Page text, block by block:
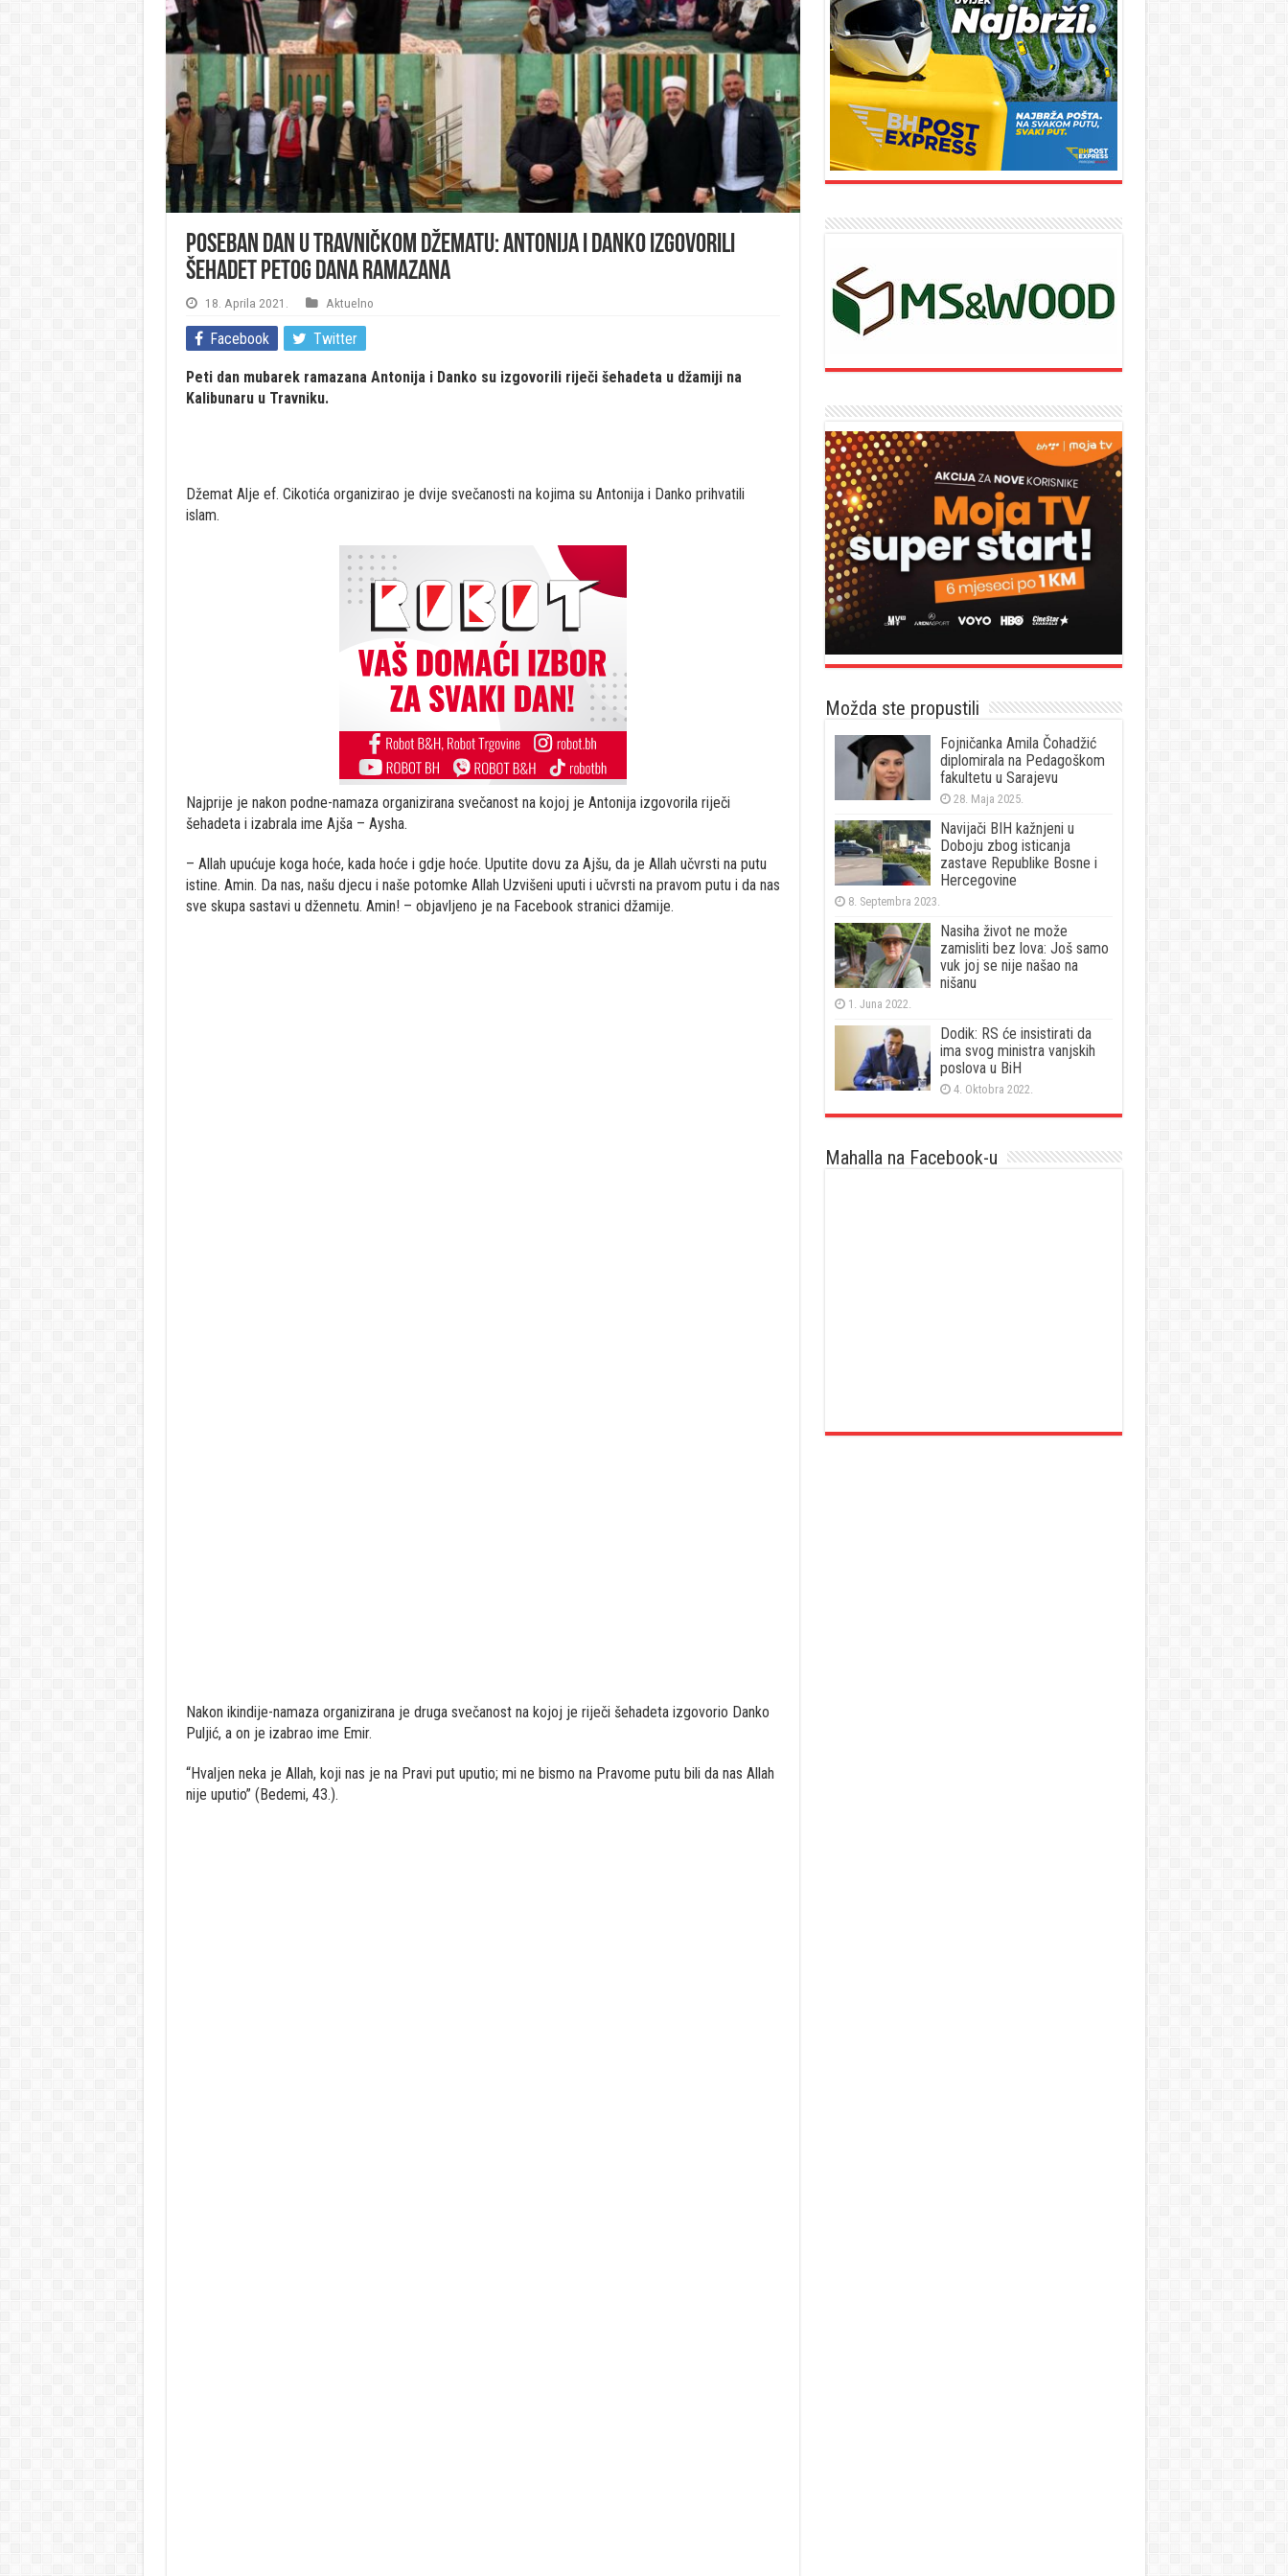
Poseban dan u travničkom džematu: Antonija i Danko izgovorili
šehadet petog dana Ramazana
18. Aprila 2021. Aktuelno
Facebook Twitter
Peti dan mubarek ramazana Antonija i Danko su izgovorili riječi šehadeta u džamiji na
Kalibunaru u Travniku.
Džemat Alje ef. Cikotića organizirao je dvije svečanosti na kojima su Antonija i Danko prihvatili
islam.
Najprije je nakon podne-namaza organizirana svečanost na kojoj je Antonija izgovorila riječi
šehadeta i izabrala ime Ajša – Aysha.
– Allah upućuje koga hoće, kada hoće i gdje hoće. Uputite dovu za Ajšu, da je Allah učvrsti na putu
istine. Amin. Da nas, našu djecu i naše potomke Allah Uzvišeni uputi i učvrsti na pravom putu i da nas
sve skupa sastavi u džennetu. Amin! – objavljeno je na Facebook stranici džamije.
Nakon ikindije-namaza organizirana je druga svečanost na kojoj je riječi šehadeta izgovorio Danko
Puljić, a on je izabrao ime Emir.
“Hvaljen neka je Allah, koji nas je na Pravi put uputio; mi ne bismo na Pravome putu bili da nas Allah
nije uputio” (Bedemi, 43.).
Možda ste propustili
Fojničanka Amila Čohadžić
diplomirala na Pedagoškom
fakultetu u Sarajevu
28. Maja 2025.
Navijači BIH kažnjeni u
Doboju zbog isticanja
zastave Republike Bosne i
Hercegovine
8. Septembra 2023.
Nasiha život ne može
zamisliti bez lova: Još samo
vuk joj se nije našao na
nišanu
1. Juna 2022.
Dodik: RS će insistirati da
ima svog ministra vanjskih
poslova u BiH
4. Oktobra 2022.
Mahalla na Facebook-u